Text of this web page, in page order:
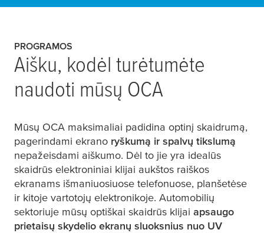
PROGRAMOS
Aišku, kodėl turėtumėte
naudoti mūsų OCA
Mūsų OCA maksimaliai padidina optinį skaidrumą,
pagerindami ekrano ryškumą ir spalvų tikslumą
nepažeisdami aiškumo. Dėl to jie yra idealūs
skaidrūs elektroniniai klijai aukštos raiškos
ekranams išmaniuosiuose telefonuose, planšetėse
ir kitoje vartotojų elektronikoje. Automobilių
sektoriuje mūsų optiškai skaidrūs klijai apsaugo
prietaisų skydelio ekranų sluoksnius nuo UV